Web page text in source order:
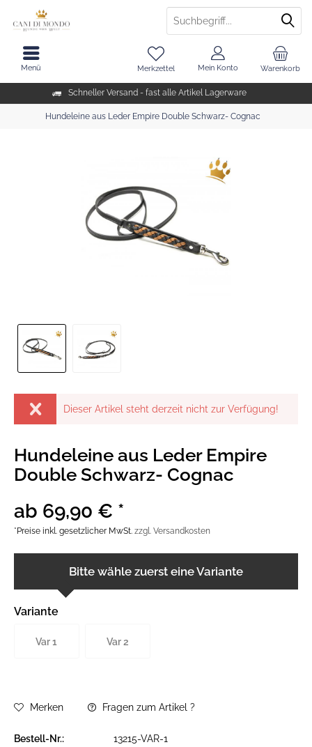
Schneller Versand - fast alle Artikel Lagerware
Warenkorb
Merkzettel Mein Konto
Menü
Hundeleine aus Leder Empire Double Schwarz- Cognac
Dieser Artikel steht derzeit nicht zur Verfügung!
Hundeleine aus Leder Empire
Double Schwarz- Cognac
ab 69,90 € *
*Preise inkl. gesetzlicher MwSt. zzgl. Versandkosten
Bitte wähle zuerst eine Variante
Variante
Var 1 Var 2
Merken Fragen zum Artikel ?
Bestell-Nr.:
13215-VAR-1